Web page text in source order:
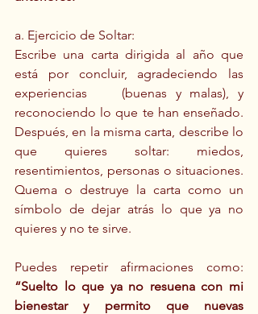
a. Ejercicio de Soltar:
Escribe una carta dirigida al año que
está por concluir, agradeciendo las
experiencias 	(buenas y malas), y
reconociendo lo que te han enseñado.
Después, en la misma carta, describe lo
que quieres soltar: miedos,
resentimientos, personas o situaciones.
Quema o destruye la carta como un
símbolo de dejar atrás lo que ya no
quieres y no te sirve.
“Suelto lo que ya no resuena con mi
bienestar y permito que nuevas